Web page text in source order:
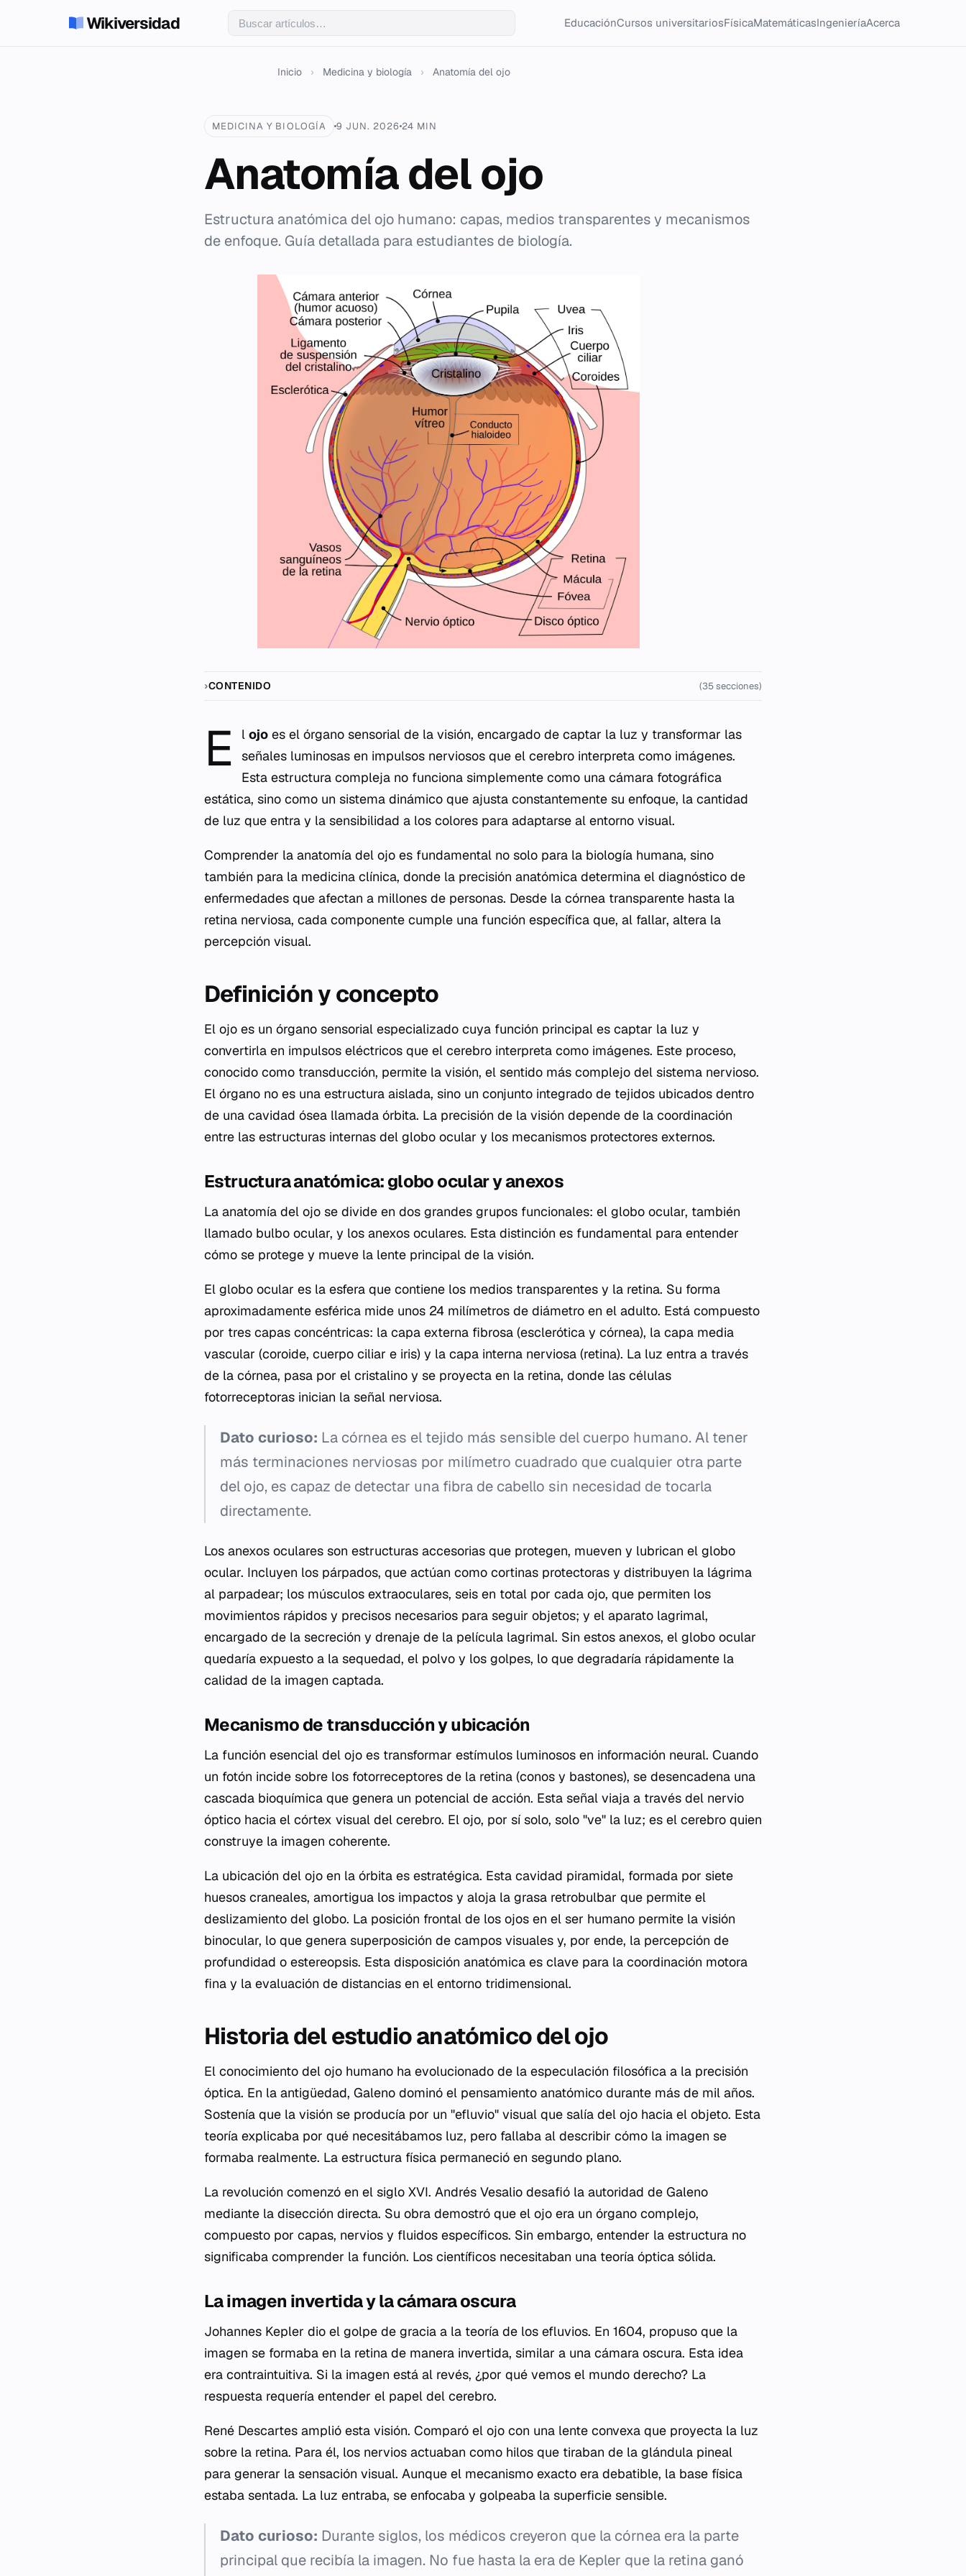
Wikiversidad EducaciónCursos universitariosFísicaMatemáticasIngenieríaAcerca
Inicio › Medicina y biología › Anatomía del ojo
MEDICINA Y BIOLOGÍA 9 JUN. 202624 MIN
Anatomía del ojo
Estructura anatómica del ojo humano: capas, medios transparentes y mecanismos
de enfoque. Guía detallada para estudiantes de biología.
CONTENIDO (35 secciones)
E lojo es el órgano sensorial de la visión, encargado de captar la luz y transformar las
señales luminosas en impulsos nerviosos que el cerebro interpreta como imágenes.
Esta estructura compleja no funciona simplemente como una cámara fotográfica
estática, sino como un sistema dinámico que ajusta constantemente su enfoque, la cantidad
de luz que entra y la sensibilidad a los colores para adaptarse al entorno visual.
Comprender la anatomía del ojo es fundamental no solo para la biología humana, sino
también para la medicina clínica, donde la precisión anatómica determina el diagnóstico de
enfermedades que afectan a millones de personas. Desde la córnea transparente hasta la
retina nerviosa, cada componente cumple una función específica que, al fallar, altera la
percepción visual.
Definición y concepto
El ojo es un órgano sensorial especializado cuya función principal es captar la luz y
convertirla en impulsos eléctricos que el cerebro interpreta como imágenes. Este proceso,
conocido como transducción, permite la visión, el sentido más complejo del sistema nervioso.
El órgano no es una estructura aislada, sino un conjunto integrado de tejidos ubicados dentro
de una cavidad ósea llamada órbita. La precisión de la visión depende de la coordinación
entre las estructuras internas del globo ocular y los mecanismos protectores externos.
Estructura anatómica: globo ocular y anexos
La anatomía del ojo se divide en dos grandes grupos funcionales: el globo ocular, también
llamado bulbo ocular, y los anexos oculares. Esta distinción es fundamental para entender
cómo se protege y mueve la lente principal de la visión.
El globo ocular es la esfera que contiene los medios transparentes y la retina. Su forma
aproximadamente esférica mide unos 24 milímetros de diámetro en el adulto. Está compuesto
por tres capas concéntricas: la capa externa fibrosa (esclerótica y córnea), la capa media
vascular (coroide, cuerpo ciliar e iris) y la capa interna nerviosa (retina). La luz entra a través
de la córnea, pasa por el cristalino y se proyecta en la retina, donde las células
fotorreceptoras inician la señal nerviosa.
Dato curioso: La córnea es el tejido más sensible del cuerpo humano. Al tener
más terminaciones nerviosas por milímetro cuadrado que cualquier otra parte
del ojo, es capaz de detectar una fibra de cabello sin necesidad de tocarla
directamente.
Los anexos oculares son estructuras accesorias que protegen, mueven y lubrican el globo
ocular. Incluyen los párpados, que actúan como cortinas protectoras y distribuyen la lágrima
al parpadear; los músculos extraoculares, seis en total por cada ojo, que permiten los
movimientos rápidos y precisos necesarios para seguir objetos; y el aparato lagrimal,
encargado de la secreción y drenaje de la película lagrimal. Sin estos anexos, el globo ocular
quedaría expuesto a la sequedad, el polvo y los golpes, lo que degradaría rápidamente la
calidad de la imagen captada.
Mecanismo de transducción y ubicación
La función esencial del ojo es transformar estímulos luminosos en información neural. Cuando
un fotón incide sobre los fotorreceptores de la retina (conos y bastones), se desencadena una
cascada bioquímica que genera un potencial de acción. Esta señal viaja a través del nervio
óptico hacia el córtex visual del cerebro. El ojo, por sí solo, solo "ve" la luz; es el cerebro quien
construye la imagen coherente.
La ubicación del ojo en la órbita es estratégica. Esta cavidad piramidal, formada por siete
huesos craneales, amortigua los impactos y aloja la grasa retrobulbar que permite el
deslizamiento del globo. La posición frontal de los ojos en el ser humano permite la visión
binocular, lo que genera superposición de campos visuales y, por ende, la percepción de
profundidad o estereopsis. Esta disposición anatómica es clave para la coordinación motora
fina y la evaluación de distancias en el entorno tridimensional.
Historia del estudio anatómico del ojo
El conocimiento del ojo humano ha evolucionado de la especulación filosófica a la precisión
óptica. En la antigüedad, Galeno dominó el pensamiento anatómico durante más de mil años.
Sostenía que la visión se producía por un "efluvio" visual que salía del ojo hacia el objeto. Esta
teoría explicaba por qué necesitábamos luz, pero fallaba al describir cómo la imagen se
formaba realmente. La estructura física permaneció en segundo plano.
La revolución comenzó en el siglo XVI. Andrés Vesalio desafió la autoridad de Galeno
mediante la disección directa. Su obra demostró que el ojo era un órgano complejo,
compuesto por capas, nervios y fluidos específicos. Sin embargo, entender la estructura no
significaba comprender la función. Los científicos necesitaban una teoría óptica sólida.
La imagen invertida y la cámara oscura
Johannes Kepler dio el golpe de gracia a la teoría de los efluvios. En 1604, propuso que la
imagen se formaba en la retina de manera invertida, similar a una cámara oscura. Esta idea
era contraintuitiva. Si la imagen está al revés, ¿por qué vemos el mundo derecho? La
respuesta requería entender el papel del cerebro.
René Descartes amplió esta visión. Comparó el ojo con una lente convexa que proyecta la luz
sobre la retina. Para él, los nervios actuaban como hilos que tiraban de la glándula pineal
para generar la sensación visual. Aunque el mecanismo exacto era debatible, la base física
estaba sentada. La luz entraba, se enfocaba y golpeaba la superficie sensible.
Dato curioso: Durante siglos, los médicos creyeron que la córnea era la parte
principal que recibía la imagen. No fue hasta la era de Kepler que la retina ganó